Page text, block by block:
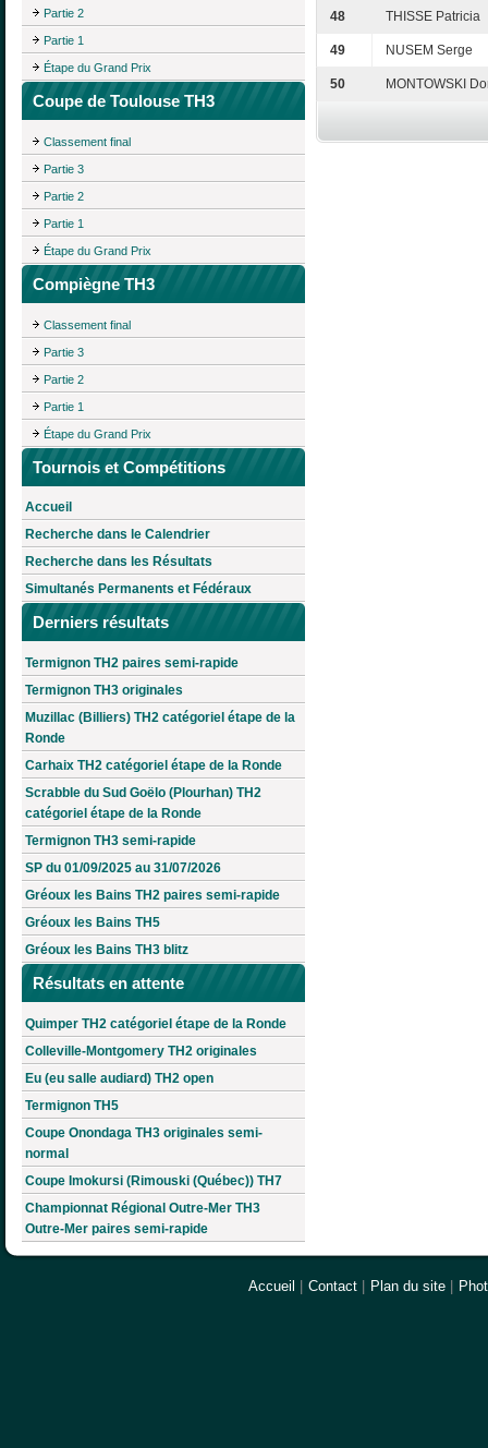
Partie 2
Partie 1
Étape du Grand Prix
Coupe de Toulouse TH3
Classement final
Partie 3
Partie 2
Partie 1
Étape du Grand Prix
Compiègne TH3
Classement final
Partie 3
Partie 2
Partie 1
Étape du Grand Prix
Tournois et Compétitions
Accueil
Recherche dans le Calendrier
Recherche dans les Résultats
Simultanés Permanents et Fédéraux
Derniers résultats
Termignon TH2 paires semi-rapide
Termignon TH3 originales
Muzillac (Billiers) TH2 catégoriel étape de la
Ronde
Carhaix TH2 catégoriel étape de la Ronde
Scrabble du Sud Goëlo (Plourhan) TH2
catégoriel étape de la Ronde
Termignon TH3 semi-rapide
SP du 01/09/2025 au 31/07/2026
Gréoux les Bains TH2 paires semi-rapide
Gréoux les Bains TH5
Gréoux les Bains TH3 blitz
Résultats en attente
Quimper TH2 catégoriel étape de la Ronde
Colleville-Montgomery TH2 originales
Eu (eu salle audiard) TH2 open
Termignon TH5
Coupe Onondaga TH3 originales semi-
normal
Coupe Imokursi (Rimouski (Québec)) TH7
Championnat Régional Outre-Mer TH3
Outre-Mer paires semi-rapide
48 THISSE Patricia
49 NUSEM Serge
50 MONTOWSKI
Accueil | Contact | Plan du site |